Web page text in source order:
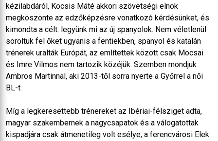
kézilabdáról, Kocsis Máté akkori szövetségi elnök
megköszönte az edzőképzésre vonatkozó kérdésünket, és
kimondta a célt: legyünk mi az új spanyolok. Nem véletlenül
soroltuk fel őket ugyanis a fentiekben, spanyol és katalán
trénerek uralták Európát, az említettek között csak Mocsai
és Imre Vilmos nem tartozik közéjük. Szemben mondjuk
Ambros Martinnal, aki 2013-től sorra nyerte a Győrrel a női
BL-t.
Míg a legkeresettebb trénereket az Ibériai-félsziget adta,
magyar szakembernek a nagycsapatok és a válogatottak
kispadjára csak átmenetileg volt esélye, a ferencvárosi Elek